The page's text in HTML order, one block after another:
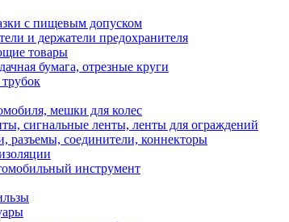
с пищевым допуском
и держатели предохранителя
товары
бумага, отрезные круги
мешки для колес
сигнальные ленты, ленты для ограждений
разъемы, соединители, коннекторы
инструмент